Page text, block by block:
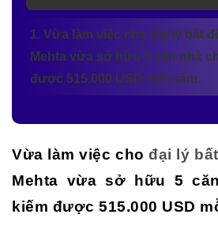
1. Vừa làm việc cho đại lý bất
Mehta vừa sở hữu 5 căn nhà
được 515.000 USD mỗi năm.
Vừa làm việc chođại lý
Mehta vừa sở hữu 5
kiếm được 515.000 USD